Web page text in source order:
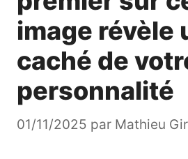
image révèle
caché de
personnalité
01/11/2025 par Mathieu